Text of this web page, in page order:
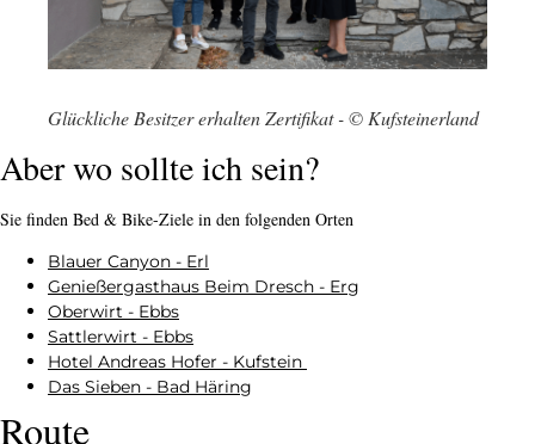
Glückliche Besitzer erhalten Zertifikat - © Kufsteinerland
Aber wo sollte ich sein?
Sie finden Bed & Bike-Ziele in den folgenden Orten
Blauer Canyon - Erl
Genießergasthaus Beim Dresch - Erg
Oberwirt - Ebbs
Sattlerwirt - Ebbs
Hotel Andreas Hofer - Kufstein
Das Sieben - Bad Häring
Route